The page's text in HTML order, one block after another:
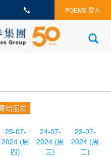
📞 POEMS 登入
给朋友
25-07-
2024 (周
四)
24-07-
2024 (周
三)
23-07-
2024 (周
二)